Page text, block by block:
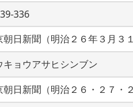
336
朝日新聞（明治２６年３月３１
キョウアサヒシンブン
朝日新聞（明治２６・２７・